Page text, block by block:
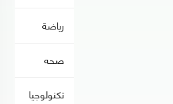
رياضة
صحه
تكنولوجيا